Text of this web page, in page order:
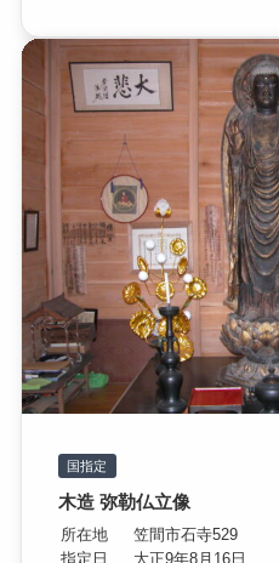
国指定
木造 弥勒仏立像
所在地
笠間市石寺529
指定日
大正9年8月16日